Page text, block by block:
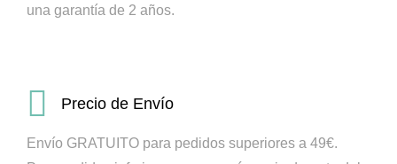
una garantía de 2 años.
Precio de Envío
Envío GRATUITO para pedidos superiores a 49€.